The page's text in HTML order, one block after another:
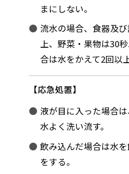
まにしない。
流水の場合、食器及
上、野菜・果物は30
合は水をかえて2回以
応急処置
液が目に入った場合
水よく洗い流す。
飲み込んだ場合は水
をする。